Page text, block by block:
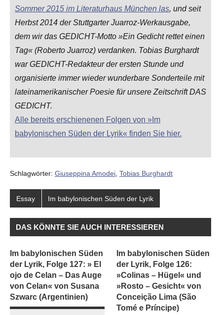
Sommer 2015 im Literaturhaus München las, und seit
Herbst 2014 der Stuttgarter Juarroz-Werkausgabe,
dem wir das GEDICHT-Motto »Ein Gedicht rettet einen
Tag« (Roberto Juarroz) verdanken. Tobias Burghardt
war GEDICHT-Redakteur der ersten Stunde und
organisierte immer wieder wunderbare Sonderteile mit
lateinamerikanischer Poesie für unsere Zeitschrift DAS
GEDICHT.
Alle bereits erschienenen Folgen von »Im
babylonischen Süden der Lyrik« finden Sie hier.
Schlagwörter: Giuseppina Amodei, Tobias Burghardt
Essay Im babylonischen Süden der Lyrik
DAS KÖNNTE SIE AUCH INTERESSIEREN
Im babylonischen Süden
der Lyrik, Folge 127: » El
ojo de Celan – Das Auge
von Celan« von Susana
Szwarc (Argentinien)
Im babylonischen Süden
der Lyrik, Folge 126:
»Colinas – Hügel« und
»Rosto – Gesicht« von
Conceição Lima (São
Tomé e Príncipe)